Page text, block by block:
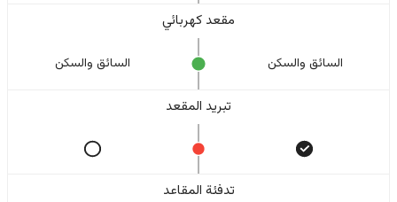
مقعد كهربائي
السائق والسکن السائق والسکن
تبريد المقعد
تدفئة المقاعد